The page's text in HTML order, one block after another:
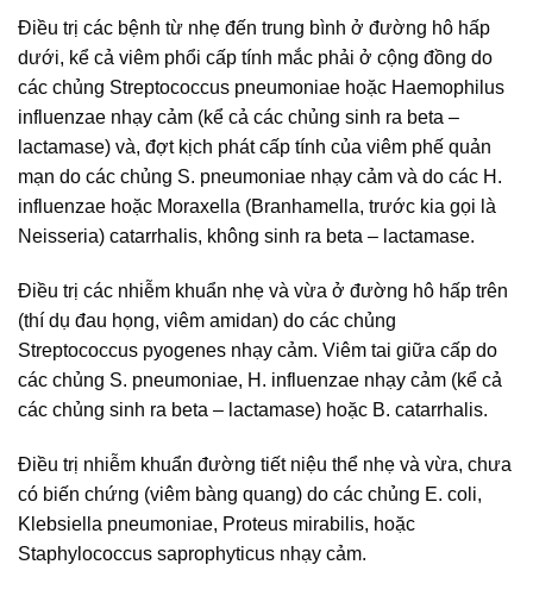
Điều trị các bệnh từ nhẹ đến trung bình ở đường hô hấp
dưới, kể cả viêm phổi cấp tính mắc phải ở cộng đồng do
các chủng Streptococcus pneumoniae hoặc Haemophilus
influenzae nhạy cảm (kể cả các chủng sinh ra beta –
lactamase) và, đợt kịch phát cấp tính của viêm phế quản
mạn do các chủng S. pneumoniae nhạy cảm và do các H.
influenzae hoặc Moraxella (Branhamella, trước kia gọi là
Neisseria) catarrhalis, không sinh ra beta – lactamase.
Điều trị các nhiễm khuẩn nhẹ và vừa ở đường hô hấp trên
(thí dụ đau họng, viêm amidan) do các chủng
Streptococcus pyogenes nhạy cảm. Viêm tai giữa cấp do
các chủng S. pneumoniae, H. influenzae nhạy cảm (kể cả
các chủng sinh ra beta – lactamase) hoặc B. catarrhalis.
Điều trị nhiễm khuẩn đường tiết niệu thể nhẹ và vừa, chưa
có biến chứng (viêm bàng quang) do các chủng E. coli,
Klebsiella pneumoniae, Proteus mirabilis, hoặc
Staphylococcus saprophyticus nhạy cảm.